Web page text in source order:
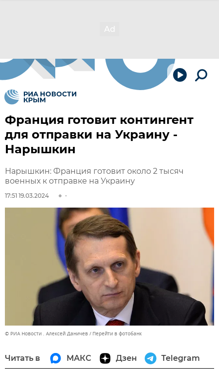
Франция готовит контингент
для отправки на Украину -
Нарышкин
Нарышкин: Франция готовит около 2 тысяч
военных к отправке на Украину
17:51 19.03.2024
© РИА Новости . Алексей Даничев Перейти в фотобанк
Читать в МАКС Дзен Telegram